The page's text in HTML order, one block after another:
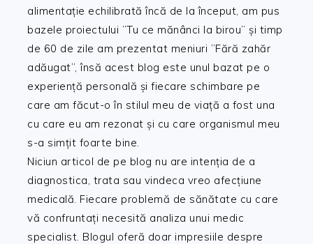
alimentație echilibrată încă de la început, am pus
bazele proiectului ”Tu ce mănânci la birou” și timp
de 60 de zile am prezentat meniuri ”Fără zahăr
adăugat”, însă acest blog este unul bazat pe o
experiență personală și fiecare schimbare pe
care am făcut-o în stilul meu de viață a fost una
cu care eu am rezonat și cu care organismul meu
s-a simțit foarte bine.
Niciun articol de pe blog nu are intenția de a
diagnostica, trata sau vindeca vreo afecțiune
medicală. Fiecare problemă de sănătate cu care
vă confruntați necesită analiza unui medic
specialist. Blogul oferă doar impresiile despre